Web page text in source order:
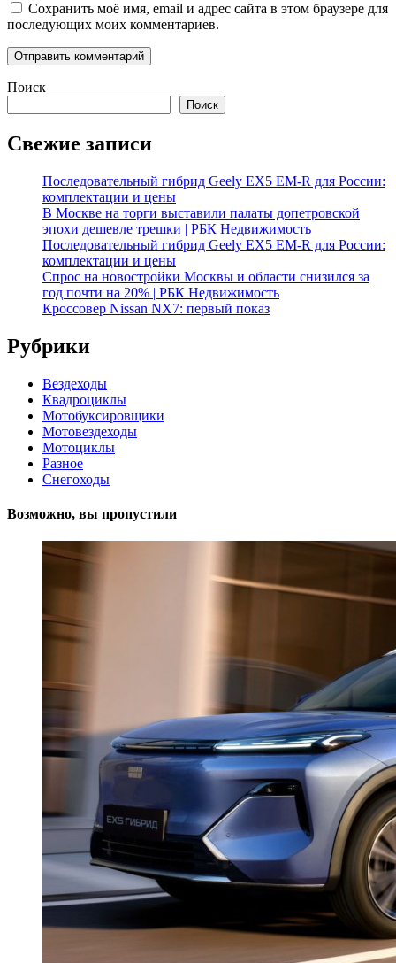
Сохранить моё имя, email и адрес сайта в этом браузере для
последующих моих комментариев.
Поиск
Поиск
Свежие записи
Последовательный гибрид Geely EX5 EM-R для России:
комплектации и цены
В Москве на торги выставили палаты допетровской
эпохи дешевле трешки | РБК Недвижимость
Последовательный гибрид Geely EX5 EM-R для России:
комплектации и цены
Спрос на новостройки Москвы и области снизился за
год почти на 20% | РБК Недвижимость
Кроссовер Nissan NX7: первый показ
Рубрики
Вездеходы
Квадроциклы
Мотобуксировщики
Мотовездеходы
Мотоциклы
Разное
Снегоходы
Возможно, вы пропустили